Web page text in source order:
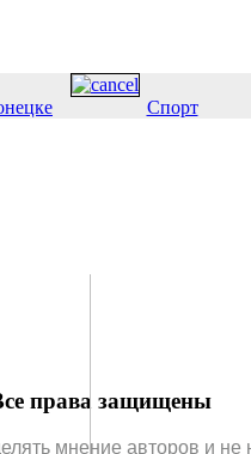
Спорт
права защищены
мнение авторов и